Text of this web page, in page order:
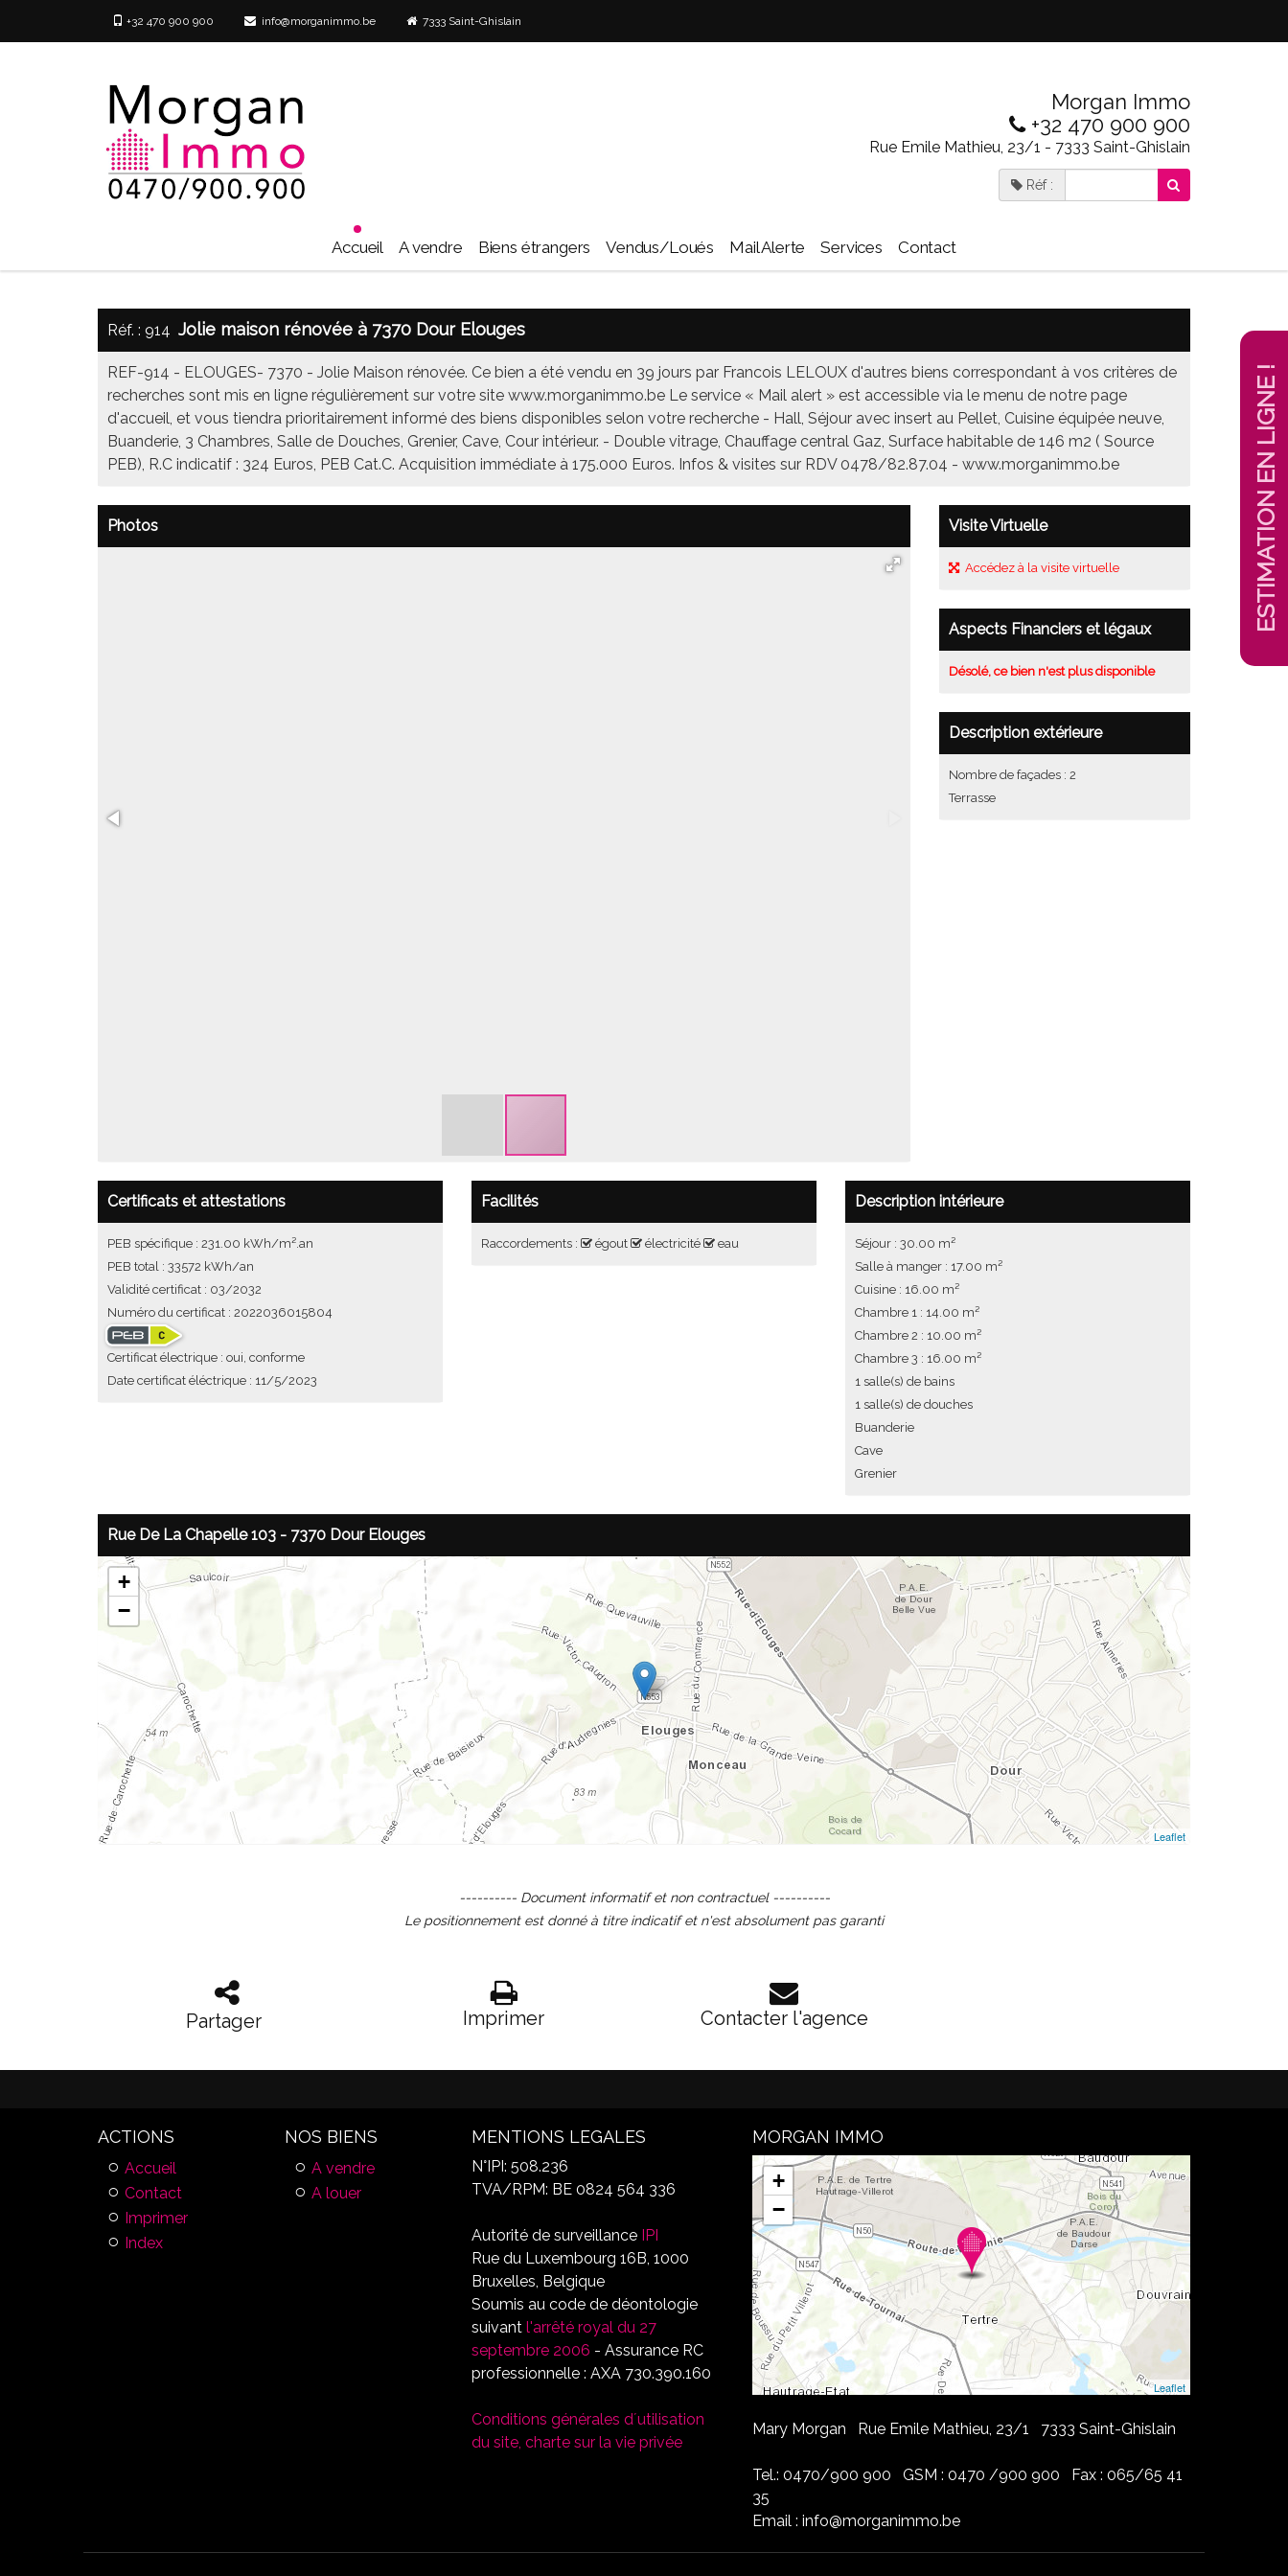
ESTIMATION EN LIGNE !
+32 470 900 900 info@morganimmo.be 7333 Saint-Ghislain
Morgan Immo
+32 470 900 900
Rue Emile Mathieu, 23/1 - 7333 Saint-Ghislain
Réf :
Accueil A vendre Biens étrangers Vendus/Loués Mail Alerte Services Contact
Réf. : 914 Jolie maison rénovée à 7370 Dour Elouges
REF-914 - ELOUGES- 7370 - Jolie Maison rénovée. Ce bien a été vendu en 39 jours par Francois LELOUX d'autres biens correspondant à vos critères de
recherches sont mis en ligne régulièrement sur votre site www.morganimmo.be Le service « Mail alert » est accessible via le menu de notre page
d'accueil, et vous tiendra prioritairement informé des biens disponibles selon votre recherche - Hall, Séjour avec insert au Pellet, Cuisine équipée neuve,
Buanderie, 3 Chambres, Salle de Douches, Grenier, Cave, Cour intérieur. - Double vitrage, Chauffage central Gaz, Surface habitable de 146 m2 ( Source
PEB), R.C indicatif : 324 Euros, PEB Cat.C. Acquisition immédiate à 175.000 Euros. Infos & visites sur RDV 0478/82.87.04 - www.morganimmo.be
Photos Visite Virtuelle
Accédez à la visite virtuelle
Aspects Financiers et légaux
Désolé, ce bien n'est plus disponible
Description extérieure
Nombre de façades : 2
Terrasse
Certificats et attestations
PEB spécifique : 231.00 kWh/m².an
PEB total : 33572 kWh/an
Validité certificat : 03/2032
Numéro du certificat : 2022036015804
Certificat électrique : oui, conforme
Date certificat éléctrique : 11/5/2023
Facilités
Raccordements : égout électricité eau
Description intérieure
Séjour : 30.00 m²
Salle à manger : 17.00 m²
Cuisine : 16.00 m²
Chambre 1 : 14.00 m²
Chambre 2 : 10.00 m²
Chambre 3 : 16.00 m²
1 salle(s) de bains
1 salle(s) de douches
Buanderie
Cave
Grenier
Rue De La Chapelle 103 - 7370 Dour Elouges
+
−
Leaflet
---------- Document informatif et non contractuel ----------
Le positionnement est donné à titre indicatif et n'est absolument pas garanti
Partager Imprimer Contacter l'agence
ACTIONS
Accueil
Contact
Imprimer
Index
NOS BIENS
A vendre
A louer
MENTIONS LEGALES
N°IPI: 508.236
TVA/RPM: BE 0824 564 336
Autorité de surveillance IPI
Rue du Luxembourg 16B, 1000
Bruxelles, Belgique
Soumis au code de déontologie
suivant l'arrêté royal du 27
septembre 2006 - Assurance RC
professionnelle : AXA 730.390.160
Conditions générales d´utilisation
du site, charte sur la vie privée
MORGAN IMMO
+
−
Leaflet
Mary Morgan Rue Emile Mathieu, 23/1 7333 Saint-Ghislain
Tel.: 0470/900 900 GSM : 0470 /900 900 Fax : 065/65 41
35
Email : info@morganimmo.be